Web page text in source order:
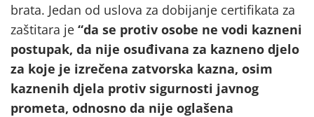
brata. Jedan od uslova za dobijanje certifikata za
zaštitara je “da se protiv osobe ne vodi kazneni
postupak, da nije osuđivana za kazneno djelo
za koje je izrečena zatvorska kazna, osim
kaznenih djela protiv sigurnosti javnog
prometa, odnosno da nije oglašena